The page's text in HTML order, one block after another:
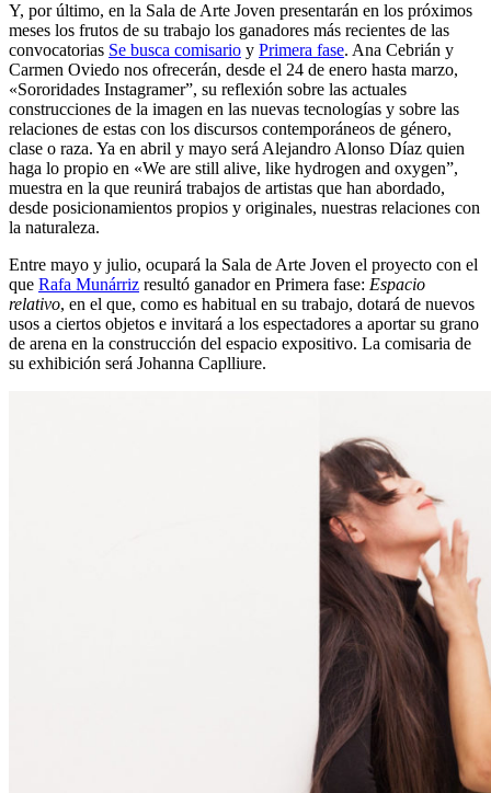
Y, por último, en la Sala de Arte Joven presentarán en los próximos
meses los frutos de su trabajo los ganadores más recientes de las
convocatorias Se busca comisario y Primera fase. Ana Cebrián y
Carmen Oviedo nos ofrecerán, desde el 24 de enero hasta marzo,
«Sororidades Instagramer”, su reflexión sobre las actuales
construcciones de la imagen en las nuevas tecnologías y sobre las
relaciones de estas con los discursos contemporáneos de género,
clase o raza. Ya en abril y mayo será Alejandro Alonso Díaz quien
haga lo propio en «We are still alive, like hydrogen and oxygen”,
muestra en la que reunirá trabajos de artistas que han abordado,
desde posicionamientos propios y originales, nuestras relaciones con
la naturaleza.
Entre mayo y julio, ocupará la Sala de Arte Joven el proyecto con el
que Rafa Munárriz resultó ganador en Primera fase: Espacio
relativo, en el que, como es habitual en su trabajo, dotará de nuevos
usos a ciertos objetos e invitará a los espectadores a aportar su grano
de arena en la construcción del espacio expositivo. La comisaria de
su exhibición será Johanna Caplliure.